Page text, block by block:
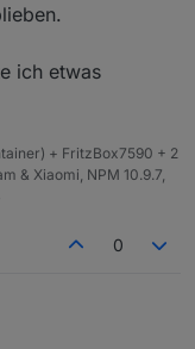
wiki/i
ich etwas
+ FritzBox7590 + 2
& Xiaomi, NPM 10.9.7,
0